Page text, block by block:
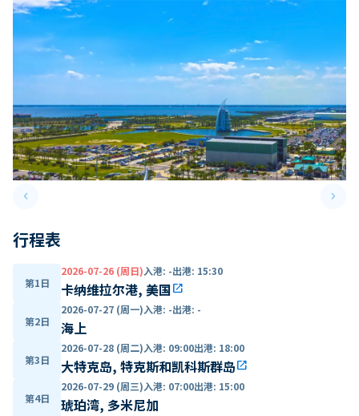
keyboard_arrow_leftPrevious slide keyboard_arrow_right
行程表
第1日
2026-07-26 (周日)入港: -出港: 15:30
卡纳维拉尔港, 美国open_in_new
第2日
2026-07-27 (周一)入港: -出港: -
海上
第3日
2026-07-28 (周二)入港: 09:00出港: 18:00
大特克岛, 特克斯和凯科斯群岛open_in_new
第4日
2026-07-29 (周三)入港: 07:00出港: 15:00
琥珀湾, 多米尼加